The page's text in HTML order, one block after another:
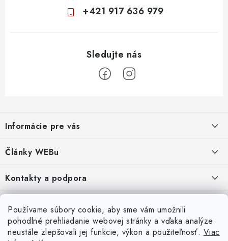
Používame súbory cookie, aby sme vám umožnili
pohodlné prehliadanie webovej stránky a vďaka analýze
neustále zlepšovali jej funkcie, výkon a použiteľnosť. Viac
+421 917 636 979
p
ä
e
Informácie pre vás
Obchodné podmienky
Moja objednávka
Odstúpenie od zmluvy
Formuláre na stiahnutie
Články WEBu
Dôležité oznamy
16.6.2026
Nákup na splátky
23.10.2022
Kontakty a podpora
2.8.2022
Doprava a Platba
Servisné služby
Servis a služby pre Vás
5.3.2022
Doprava - UPS Doprava - Packeta Splátky - Home Credit